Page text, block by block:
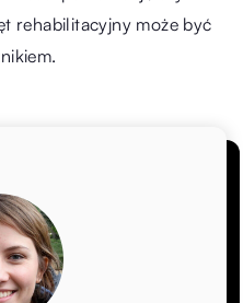
rehabilitacyjny może być